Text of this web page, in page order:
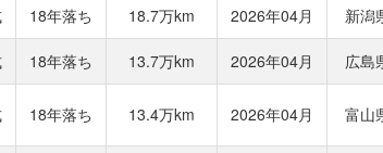
18年落ち 18.7万km 2026年04月 新潟
18年落ち 13.7万km 2026年04月 広島
18年落ち 13.4万km 2026年04月 富山